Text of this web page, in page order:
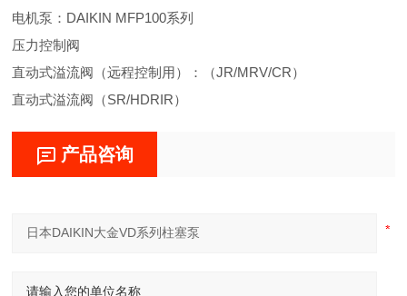
电机泵：DAIKIN MFP100系列
压力控制阀
直动式溢流阀（远程控制用）：（JR/MRV/CR）
直动式溢流阀（SR/HDRIR）
产品咨询